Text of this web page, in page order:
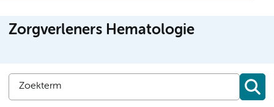
Zorgverleners Hematologie